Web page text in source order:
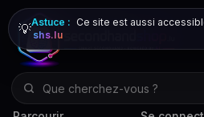
💡Astuce : Ce site est aussi
shs.lu